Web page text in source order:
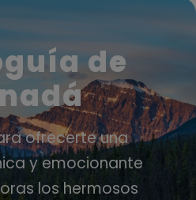
de
ofrecerte una
y emocionante
los hermosos